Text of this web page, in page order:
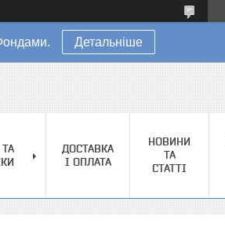
Детальніше
ТА
ДОСТАВКА
І ОПЛАТА
НОВИНИ
ТА
СТАТТІ